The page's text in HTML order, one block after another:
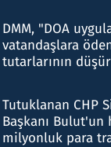
DMM, "DOA
vatandaşlara
tutarlarının
Tutuklanan CHP
Başkanı Bulut'un
milyonluk para